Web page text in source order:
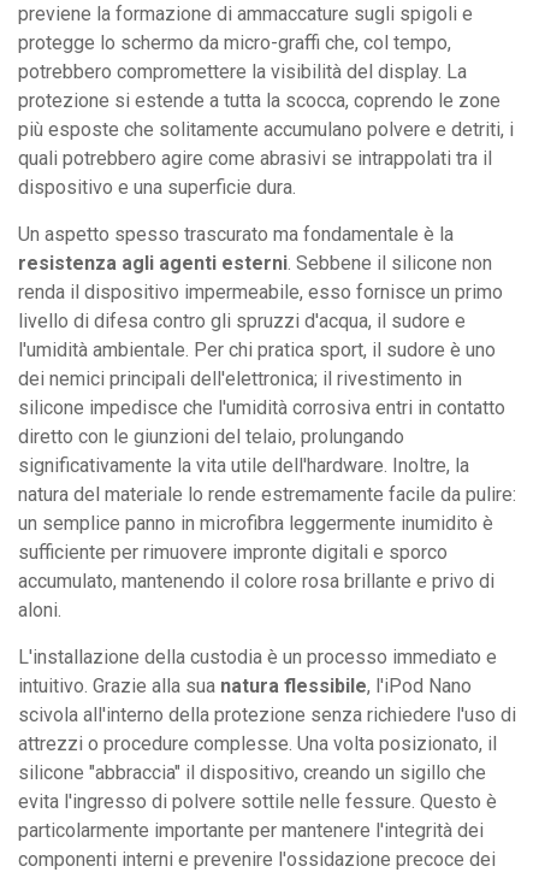
previene la formazione di ammaccature sugli spigoli e
protegge lo schermo da micro-graffi che, col tempo,
potrebbero compromettere la visibilità del display. La
protezione si estende a tutta la scocca, coprendo le zone
più esposte che solitamente accumulano polvere e detriti, i
quali potrebbero agire come abrasivi se intrappolati tra il
dispositivo e una superficie dura.
Un aspetto spesso trascurato ma fondamentale è la
resistenza agli agenti esterni . Sebbene il silicone non
renda il dispositivo impermeabile, esso fornisce un primo
livello di difesa contro gli spruzzi d'acqua, il sudore e
l'umidità ambientale. Per chi pratica sport, il sudore è uno
dei nemici principali dell'elettronica; il rivestimento in
silicone impedisce che l'umidità corrosiva entri in contatto
diretto con le giunzioni del telaio, prolungando
significativamente la vita utile dell'hardware. Inoltre, la
natura del materiale lo rende estremamente facile da pulire:
un semplice panno in microfibra leggermente inumidito è
sufficiente per rimuovere impronte digitali e sporco
accumulato, mantenendo il colore rosa brillante e privo di
aloni.
L'installazione della custodia è un processo immediato e
intuitivo. Grazie alla sua natura flessibile, l'iPod Nano
scivola all'interno della protezione senza richiedere l'uso di
attrezzi o procedure complesse. Una volta posizionato, il
silicone "abbraccia" il dispositivo, creando un sigillo che
evita l'ingresso di polvere sottile nelle fessure. Questo è
particolarmente importante per mantenere l'integrità dei
componenti interni e prevenire l'ossidazione precoce dei